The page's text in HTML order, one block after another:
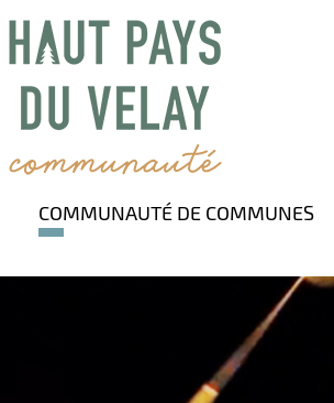
COMMUNAUTÉ DE COMMUNES